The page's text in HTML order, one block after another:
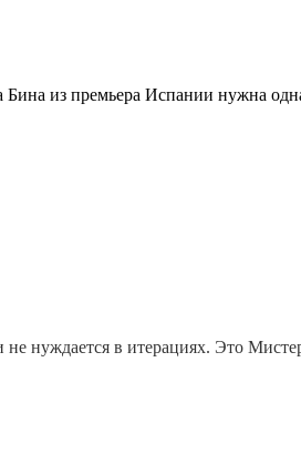
Бина из премьера Испании нужна
нуждается в итерациях. Это